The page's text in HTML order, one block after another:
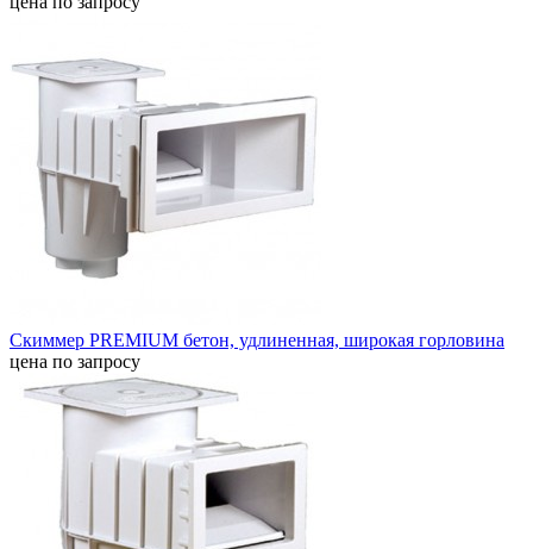
Скиммер PREMIUM бетон, удлиненная, широкая горловина
цена по запросу